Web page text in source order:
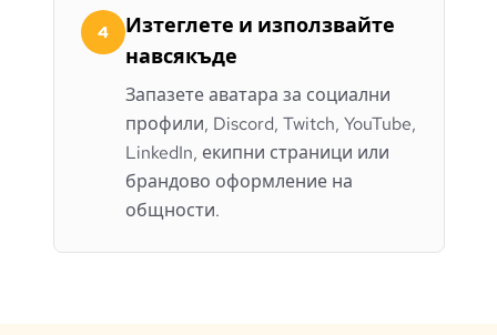
4
Изтеглете и използвайте
навсякъде
Запазете аватара за социални
профили, Discord, Twitch, YouTube,
LinkedIn, екипни страници или
брандово оформление на
общности.